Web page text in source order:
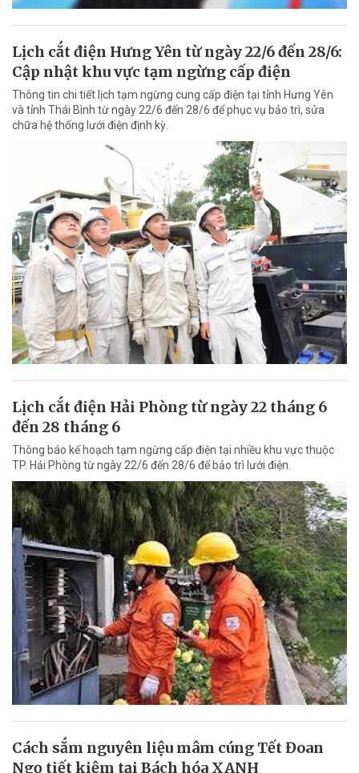
Lịch cắt điện Hưng Yên từ ngày 22/6 đến 28/6:
Cập nhật khu vực tạm ngừng cấp điện
Thông tin chi tiết lịch tạm ngừng cung cấp điện tại tỉnh Hưng Yên
và tỉnh Thái Bình từ ngày 22/6 đến 28/6 để phục vụ bảo trì, sửa
chữa hệ thống lưới điện định kỳ.
Lịch cắt điện Hải Phòng từ ngày 22 tháng 6
đến 28 tháng 6
Thông báo kế hoạch tạm ngừng cấp điện tại nhiều khu vực thuộc
TP. Hải Phòng từ ngày 22/6 đến 28/6 để bảo trì lưới điện.
Cách sắm nguyên liệu mâm cúng Tết Đoan
Ngọ tiết kiệm tại Bách hóa XANH